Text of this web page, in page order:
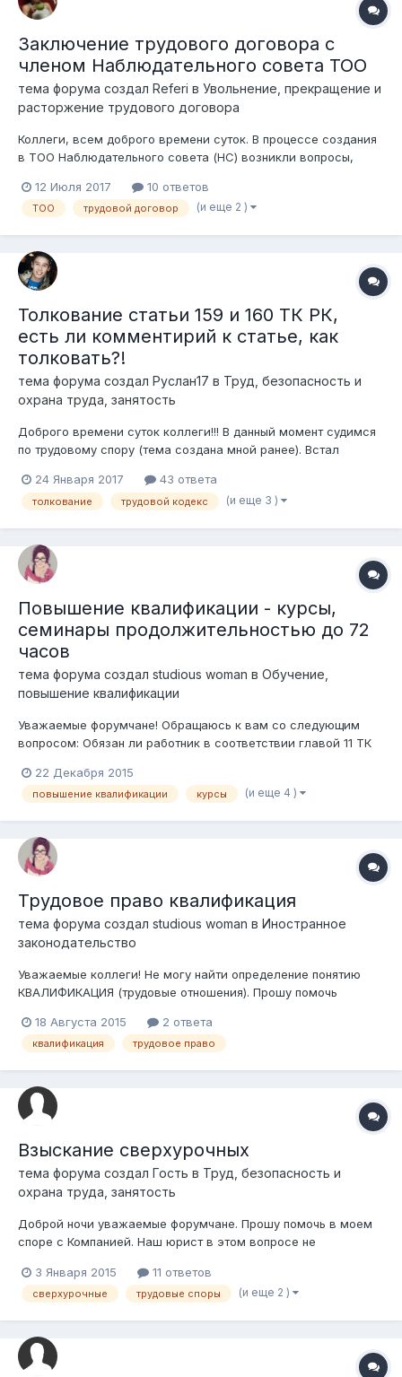
Заключение трудового договора с
членом Наблюдательного совета ТОО
тема форума создал Referi в Увольнение, прекращение и
расторжение трудового договора
Коллеги, всем доброго времени суток. В процессе создания
в ТОО Наблюдательного совета (НС) возникли вопросы,
и новыми сотрудниками ТОО в лице членов НС. Озвучу их и
возможно вы мне что-то сможете подсказать ) Итак: 1)
12 Июля 2017 10 ответов
ТОО трудовой договор (и еще 2 )
Толкование статьи 159 и 160 ТК РК,
есть ли комментирий к статье, как
толковать?!
тема форума создал Руслан17 в Труд, безопасность и
охрана труда, занятость
Доброго времени суток коллеги!!! В данный момент судимся
по трудовому спору (тема создана мной ранее). Встал
говорит, что индивидуальные трудовые споры
рассматриваются согласительными комиссиями, а по не
24 Января 2017 43 ответа
толкование трудовой кодекс (и еще 3 )
Повышение квалификации - курсы,
семинары продолжительностью до 72
часов
тема форума создал studious woman в Обучение,
повышение квалификации
Уважаемые форумчане! Обращаюсь к вам со следующим
вопросом: Обязан ли работник в соответствии главой 11 ТК
указать в нем условия об отработке у работодателя, если за
счет работодателя был направлен на обучение в другой
22 Декабря 2015
повышение квалификации курсы (и еще 4 )
Трудовое право квалификация
тема форума создал studious woman в Иностранное
законодательство
Уважаемые коллеги! Не могу найти определение понятию
КВАЛИФИКАЦИЯ (трудовые отношения). Прошу помочь
18 Августа 2015 2 ответа
квалификация трудовое право
Взыскание сверхурочных
тема форума создал Гость в Труд, безопасность и
охрана труда, занятость
Доброй ночи уважаемые форумчане. Прошу помочь в моем
споре с Компанией. Наш юрист в этом вопросе не
дела в следующем. Я увольняюсь с компании и хочу в суде
взыскать компенсацию за работу в сверхурочные. Согласно
3 Января 2015 11 ответов
сверхурочные трудовые споры (и еще 2 )